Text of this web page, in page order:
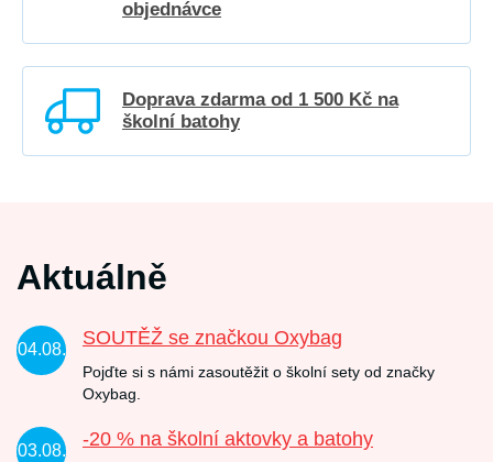
objednávce
Doprava zdarma od 1 500 Kč na
školní batohy
Aktuálně
04.08.
SOUTĚŽ se značkou Oxybag
Pojďte si s námi zasoutěžit o školní sety od značky
Oxybag.
03.08.
-20 % na školní aktovky a batohy